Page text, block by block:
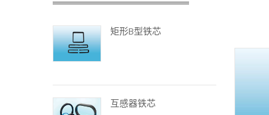
矩形B型铁芯
互感器铁芯